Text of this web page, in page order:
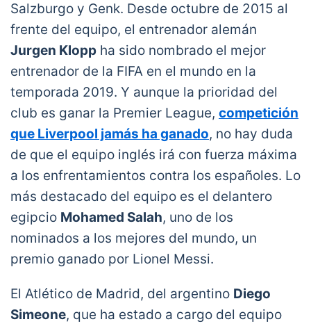
Salzburgo y Genk. Desde octubre de 2015 al
frente del equipo, el entrenador alemán
Jurgen Klopp ha sido nombrado el mejor
entrenador de la FIFA en el mundo en la
temporada 2019. Y aunque la prioridad del
club es ganar la Premier League, competición
que Liverpool jamás ha ganado, no hay duda
de que el equipo inglés irá con fuerza máxima
a los enfrentamientos contra los españoles. Lo
más destacado del equipo es el delantero
egipcio Mohamed Salah, uno de los
nominados a los mejores del mundo, un
premio ganado por Lionel Messi.
El Atlético de Madrid, del argentino Diego
Simeone, que ha estado a cargo del equipo